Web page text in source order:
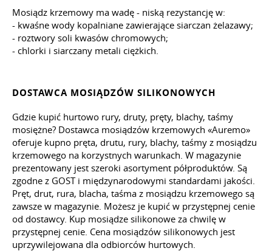
Mosiądz krzemowy ma wadę - niską rezystancję w:
- kwaśne wody kopalniane zawierające siarczan żelazawy;
- roztwory soli kwasów chromowych;
- chlorki i siarczany metali ciężkich.
DOSTAWCA MOSIĄDZÓW SILIKONOWYCH
Gdzie kupić hurtowo rury, druty, pręty, blachy, taśmy
mosiężne? Dostawca mosiądzów krzemowych «Auremo»
oferuje kupno pręta, drutu, rury, blachy, taśmy z mosiądzu
krzemowego na korzystnych warunkach. W magazynie
prezentowany jest szeroki asortyment półproduktów. Są
zgodne z GOST i międzynarodowymi standardami jakości.
Pręt, drut, rura, blacha, taśma z mosiądzu krzemowego są
zawsze w magazynie. Możesz je kupić w przystępnej cenie
od dostawcy. Kup mosiądze silikonowe za chwilę w
przystępnej cenie. Cena mosiądzów silikonowych jest
uprzywilejowana dla odbiorców hurtowych.